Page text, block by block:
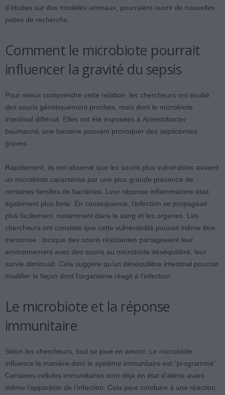
d’études sur des modèles animaux, pourraient ouvrir de nouvelles
pistes de recherche.
Comment le microbiote pourrait
influencer la gravité du sepsis
Pour mieux comprendre cette relation, les chercheurs ont étudié
des souris génétiquement proches, mais dont le microbiote
intestinal différait. Elles ont été exposées à Acinetobacter
baumannii , une bactérie pouvant provoquer des septicémies
graves.
Rapidement, ils ont observé que les souris plus vulnérables avaient
un microbiote caractérisé par une plus grande présence de
certaines familles de bactéries. Leur réponse inflammatoire était
également plus forte. En conséquence, l’infection se propageait
plus facilement, notamment dans le sang et les organes. Les
chercheurs ont constaté que cette vulnérabilité pouvait même être
transmise : lorsque des souris résistantes partageaient leur
environnement avec des souris au microbiote déséquilibré, leur
survie diminuait. Cela suggère qu’un déséquilibre intestinal pourrait
modifier la façon dont l’organisme réagit à l’infection.
Le microbiote et la réponse
immunitaire
Selon les chercheurs, tout se joue en amont. Le microbiote
influence la manière dont le système immunitaire est “programmé”.
Certaines cellules immunitaires sont déjà en état d’alerte avant
même l’apparition de l’infection. Cela peut conduire à une réaction